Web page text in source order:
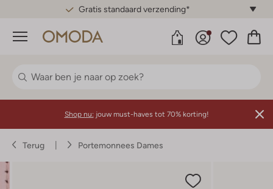
Gratis standaard verzending*
Menu
Shop nu: jouw must-haves tot 70% korting!
Terug Portemonnees Dames